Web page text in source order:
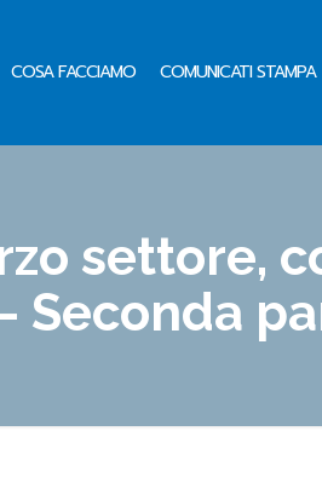
COSA FACCIAMO COMUNICATI STAMPA
settore,
Seconda